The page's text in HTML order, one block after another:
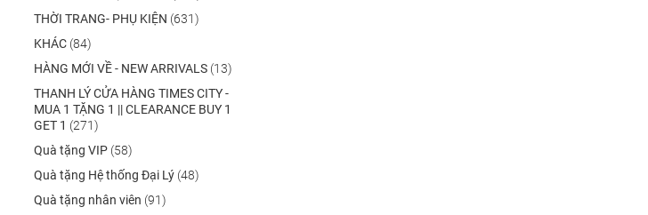
THỜI TRANG- PHỤ KIỆN (631)
KHÁC (84)
HÀNG MỚI VỀ - NEW ARRIVALS (13)
THANH LÝ CỬA HÀNG TIMES CITY -
MUA 1 TẶNG 1 || CLEARANCE BUY 1
GET 1 (271)
Quà tặng VIP (58)
Quà tặng Hệ thống Đại Lý (48)
Quà tặng nhân viên (91)